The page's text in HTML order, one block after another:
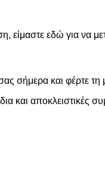
είμαστε εδώ για να
σήμερα και φέρτε
και αποκλειστικές